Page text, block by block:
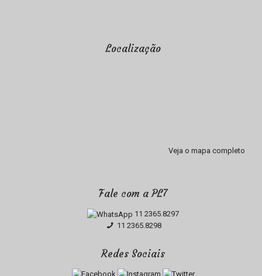
Localização
Veja o mapa completo
Fale com a PL7
11 2365.8297
11 2365.8298
Redes Sociais